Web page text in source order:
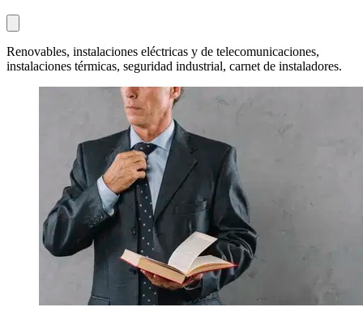
Renovables, instalaciones eléctricas y de telecomunicaciones,
instalaciones térmicas, seguridad industrial, carnet de instaladores.